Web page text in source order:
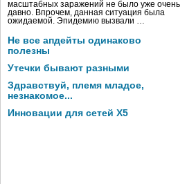
масштабных заражений не было уже очень
давно. Впрочем, данная ситуация была
ожидаемой. Эпидемию вызвали …
Не все апдейты одинаково
полезны
Утечки бывают разными
Здравствуй, племя младое,
незнакомое...
Инновации для сетей X5